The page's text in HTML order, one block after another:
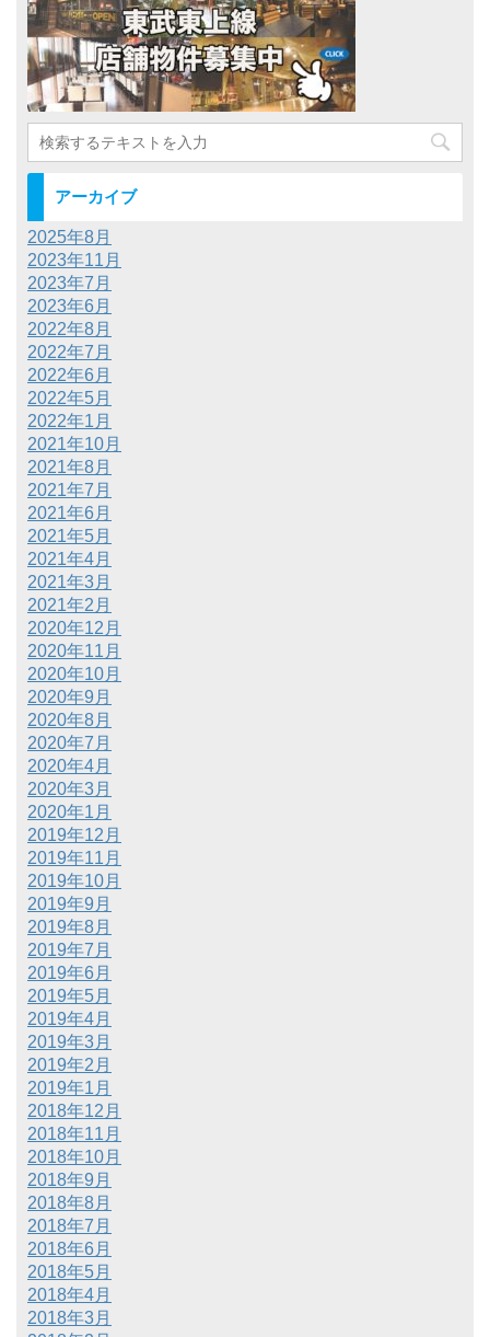
アーカイブ
2025年8月
2023年11月
2023年7月
2023年6月
2022年8月
2022年7月
2022年6月
2022年5月
2022年1月
2021年10月
2021年8月
2021年7月
2021年6月
2021年5月
2021年4月
2021年3月
2021年2月
2020年12月
2020年11月
2020年10月
2020年9月
2020年8月
2020年7月
2020年4月
2020年3月
2020年1月
2019年12月
2019年11月
2019年10月
2019年9月
2019年8月
2019年7月
2019年6月
2019年5月
2019年4月
2019年3月
2019年2月
2019年1月
2018年12月
2018年11月
2018年10月
2018年9月
2018年8月
2018年7月
2018年6月
2018年5月
2018年4月
2018年3月